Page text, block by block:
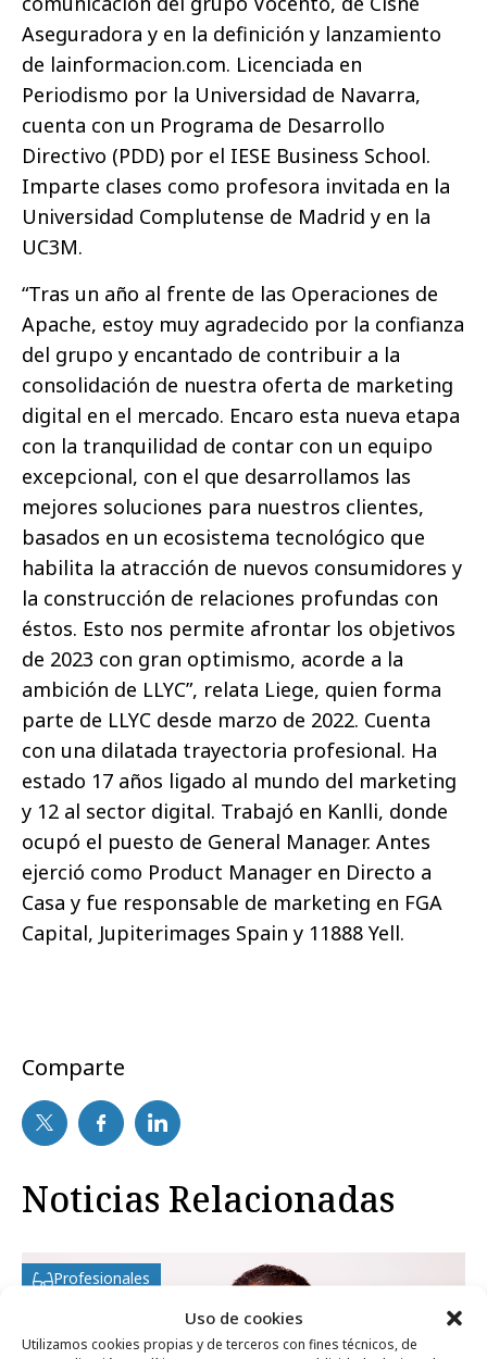
Uso de cookies
Utilizamos cookies propias y de terceros con fines técnicos, de
Aseguradora y en la definición y lanzamiento
de lainformacion.com. Licenciada en
Periodismo por la Universidad de Navarra,
cuenta con un Programa de Desarrollo
Directivo (PDD) por el IESE Business School.
Imparte clases como profesora invitada en la
Universidad Complutense de Madrid y en la
UC3M.
“Tras un año al frente de las Operaciones de
Apache, estoy muy agradecido por la confianza
del grupo y encantado de contribuir a la
consolidación de nuestra oferta de marketing
digital en el mercado. Encaro esta nueva etapa
con la tranquilidad de contar con un equipo
excepcional, con el que desarrollamos las
mejores soluciones para nuestros clientes,
basados en un ecosistema tecnológico que
habilita la atracción de nuevos consumidores y
la construcción de relaciones profundas con
éstos. Esto nos permite afrontar los objetivos
de 2023 con gran optimismo, acorde a la
ambición de LLYC”, relata Liege, quien forma
parte de LLYC desde marzo de 2022. Cuenta
con una dilatada trayectoria profesional. Ha
estado 17 años ligado al mundo del marketing
y 12 al sector digital. Trabajó en Kanlli, donde
ocupó el puesto de General Manager. Antes
ejerció como Product Manager en Directo a
Casa y fue responsable de marketing en FGA
Capital, Jupiterimages Spain y 11888 Yell.
Comparte
Noticias Relacionadas
Profesionales